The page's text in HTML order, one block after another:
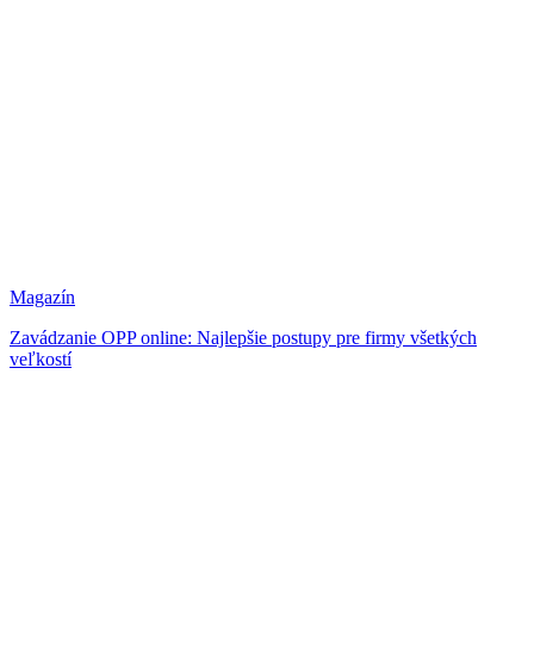
Magazín
Zavádzanie OPP online: Najlepšie postupy pre firmy všetkých
veľkostí